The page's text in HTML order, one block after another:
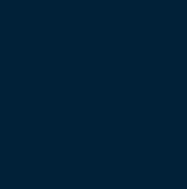
a získejte
nabídku zdarma
jednoduše online a společně najdeme
váš projekt!